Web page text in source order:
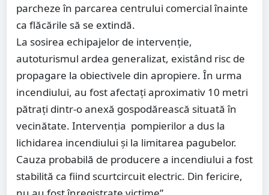
parcheze în parcarea centrului comercial înainte
ca flăcările să se extindă.
La sosirea echipajelor de intervenție,
autoturismul ardea generalizat, existând risc de
propagare la obiectivele din apropiere. În urma
incendiului, au fost afectați aproximativ 10 metri
pătrați dintr-o anexă gospodărească situată în
vecinătate. Intervenția pompierilor a dus la
lichidarea incendiului și la limitarea pagubelor.
Cauza probabilă de producere a incendiului a fost
stabilită ca fiind scurtcircuit electric. Din fericire,